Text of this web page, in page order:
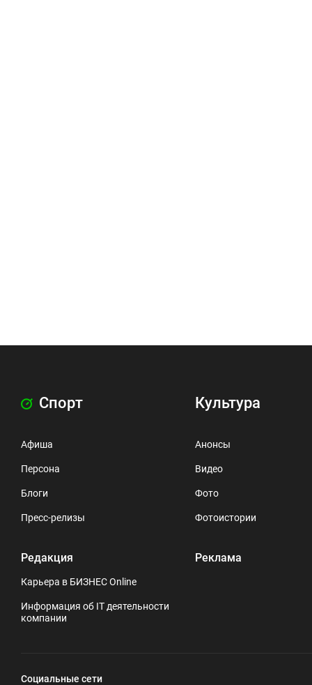
Спорт
Афиша
Персона
Блоги
Пресс-релизы
Редакция
Карьера в БИЗНЕС Online
Информация об IT деятельности
компании
Культура
Анонсы
Видео
Фото
Фотоистории
Реклама
Социальные сети